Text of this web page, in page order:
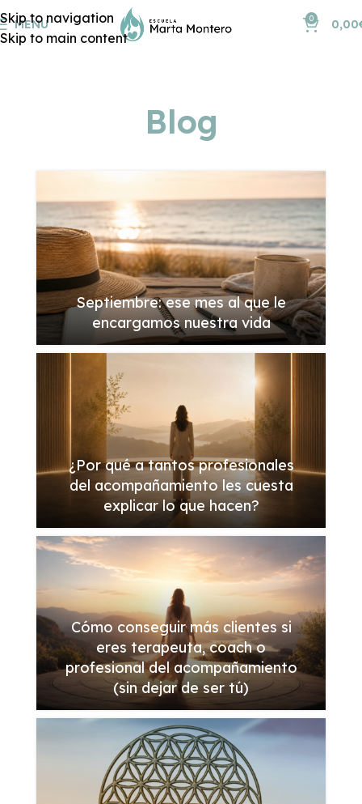
Skip to navigation
Skip to main content
MENU 0 0,00
Blog
Septiembre: ese mes al que le
encargamos nuestra vida
¿Por qué a tantos profesionales
del acompañamiento les cuesta
explicar lo que hacen?
Cómo conseguir más clientes si
eres terapeuta, coach o
profesional del acompañamiento
(sin dejar de ser tú)